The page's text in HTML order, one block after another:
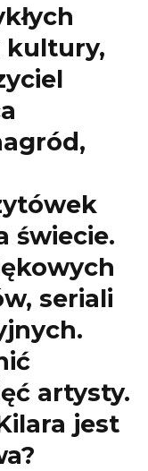
kultury,
świecie.
seriali
artysty.
jest